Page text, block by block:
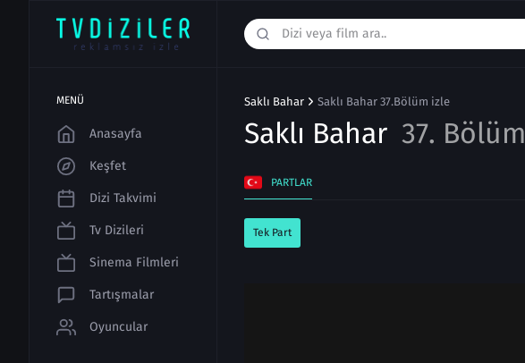
MENÜ
Anasayfa
Keşfet
Dizi Takvimi
Tv Dizileri
Sinema Filmleri
Tartışmalar
Oyuncular
Saklı Bahar Saklı Bahar 37.Bölüm izle
Saklı Bahar 37. Bölüm
PARTLAR
Tek Part